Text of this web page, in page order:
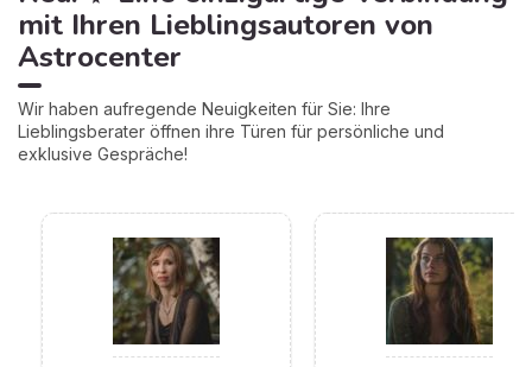
mit Ihren Lieblingsautoren von
Astrocenter
Wir haben aufregende Neuigkeiten für Sie: Ihre
Lieblingsberater öffnen ihre Türen für persönliche und
exklusive Gespräche!